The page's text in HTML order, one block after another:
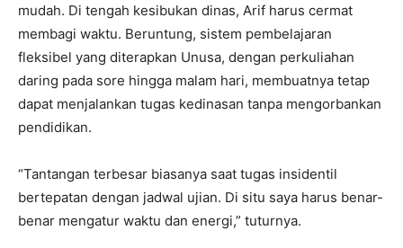
mudah. Di tengah kesibukan dinas, Arif harus cermat
membagi waktu. Beruntung, sistem pembelajaran
fleksibel yang diterapkan Unusa, dengan perkuliahan
daring pada sore hingga malam hari, membuatnya tetap
dapat menjalankan tugas kedinasan tanpa mengorbankan
pendidikan.
“Tantangan terbesar biasanya saat tugas insidentil
bertepatan dengan jadwal ujian. Di situ saya harus benar-
benar mengatur waktu dan energi,” tuturnya.